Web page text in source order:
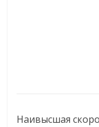
Наивысшая